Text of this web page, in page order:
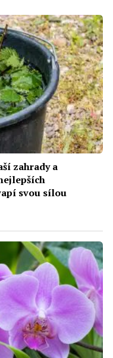
zahrady a
svou sílou